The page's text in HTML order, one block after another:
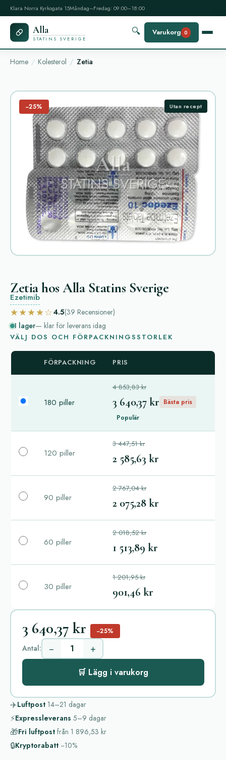
Klara Norra Kyrkogata 15Måndag–Fredag: 09:00–18:00
Alla
STATINS SVERIGE
🔍 Varukorg 0
Home Kolesterol Zetia
−25% Utan recept
Zetia hos Alla Statins Sverige
Ezetimib
★★★★☆4.5(39 Recensioner)
I lager— klar för leverans idag
VÄLJ DOS OCH FÖRPACKNINGSSTORLEK
FÖRPACKNING PRIS
180 piller
4 853,83 kr
3 640,37 kr Bästa pris
Populär
120 piller
3 447,51 kr
2 585,63 kr
90 piller
2 767,04 kr
2 075,28 kr
60 piller
2 018,52 kr
1 513,89 kr
30 piller
1 201,95 kr
901,46 kr
3 640,37 kr −25%
Antal: − +
🛒 Lägg i varukorg
✈️Luftpost 14–21 dagar
⚡Expressleverans 5–9 dagar
🎁Fri luftpost från 1 896,53 kr
🔒Kryptorabatt −10%